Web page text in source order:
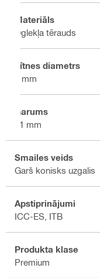
Materiāls
Oglekļa tērauds
Vītnes diametrs
6 mm
Garums
21 mm
Smailes veids
Garš konisks uzgalis
Apstiprinājumi
ICC-ES, ITB
Produkta klase
Premium